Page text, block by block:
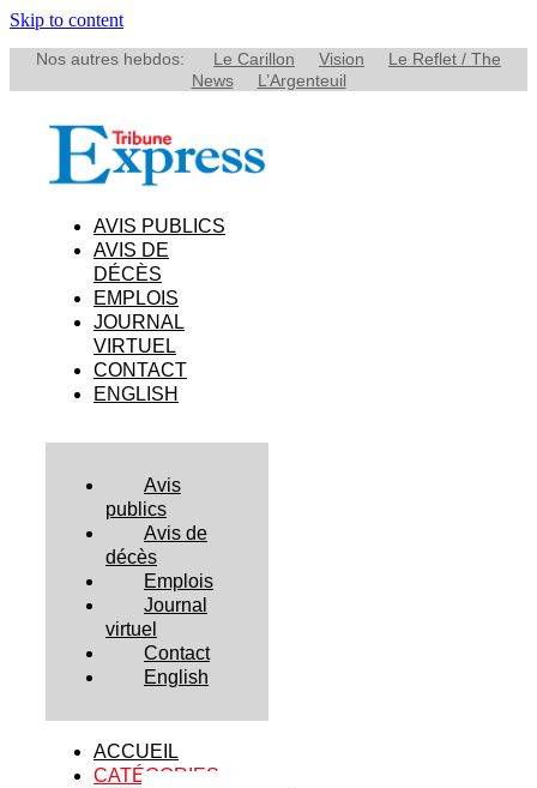
Skip to content
Nos autres hebdos: Le Carillon Vision
Le Reflet / The
News
L’Argenteuil
AVIS PUBLICS
AVIS DE
DÉCÈS
EMPLOIS
JOURNAL
VIRTUEL
CONTACT
ENGLISH
Avis
publics
Avis de
décès
Emplois
Journal
virtuel
Contact
English
ACCUEIL
CATÉGORIES